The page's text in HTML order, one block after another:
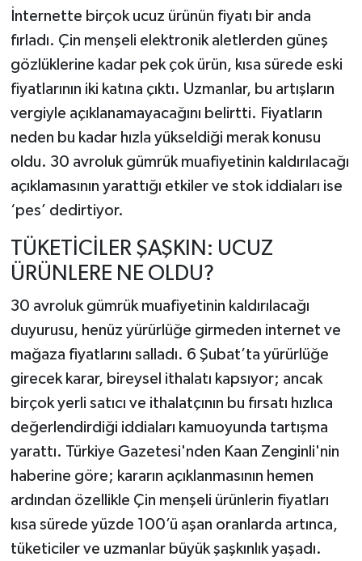
İnternette birçok ucuz ürünün fiyatı bir anda
fırladı. Çin menşeli elektronik aletlerden güneş
gözlüklerine kadar pek çok ürün, kısa sürede eski
fiyatlarının iki katına çıktı. Uzmanlar, bu artışların
vergiyle açıklanamayacağını belirtti. Fiyatların
neden bu kadar hızla yükseldiği merak konusu
oldu. 30 avroluk gümrük muafiyetinin kaldırılacağı
açıklamasının yarattığı etkiler ve stok iddiaları ise
‘pes’ dedirtiyor.
TÜKETİCİLER ŞAŞKIN: UCUZ
ÜRÜNLERE NE OLDU?
30 avroluk gümrük muafiyetinin kaldırılacağı
duyurusu, henüz yürürlüğe girmeden internet ve
mağaza fiyatlarını salladı. 6 Şubat’ta yürürlüğe
girecek karar, bireysel ithalatı kapsıyor; ancak
birçok yerli satıcı ve ithalatçının bu fırsatı hızlıca
değerlendirdiği iddiaları kamuoyunda tartışma
yarattı. Türkiye Gazetesi'nden Kaan Zenginli'nin
haberine göre; kararın açıklanmasının hemen
ardından özellikle Çin menşeli ürünlerin fiyatları
kısa sürede yüzde 100’ü aşan oranlarda artınca,
tüketiciler ve uzmanlar büyük şaşkınlık yaşadı.